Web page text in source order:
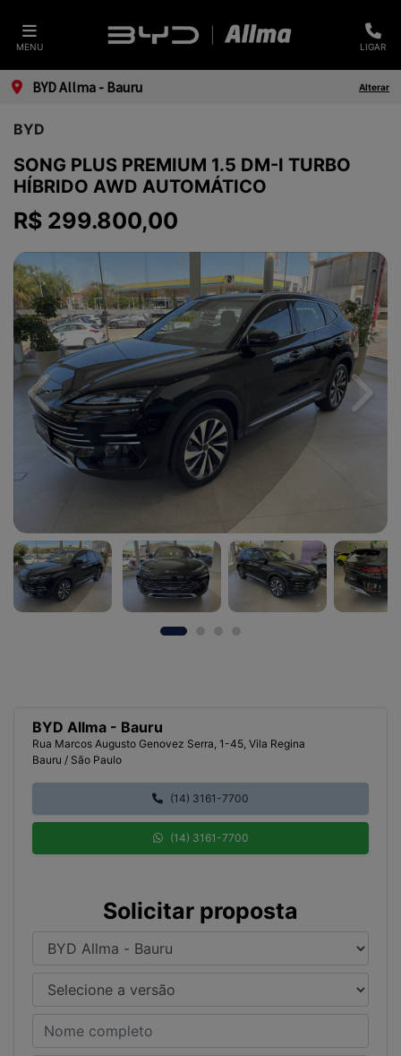
MENU LIGAR
BYD Allma - Bauru Alterar
BYD
SONG PLUS PREMIUM 1.5 DM-I TURBO
HÍBRIDO AWD AUTOMÁTICO
R$ 299.800,00
Previous Next
BYD Allma - Bauru
Rua Marcos Augusto Genovez Serra, 1-45, Vila Regina
Bauru / São Paulo
(14) 3161-7700
(14) 3161-7700
Solicitar proposta